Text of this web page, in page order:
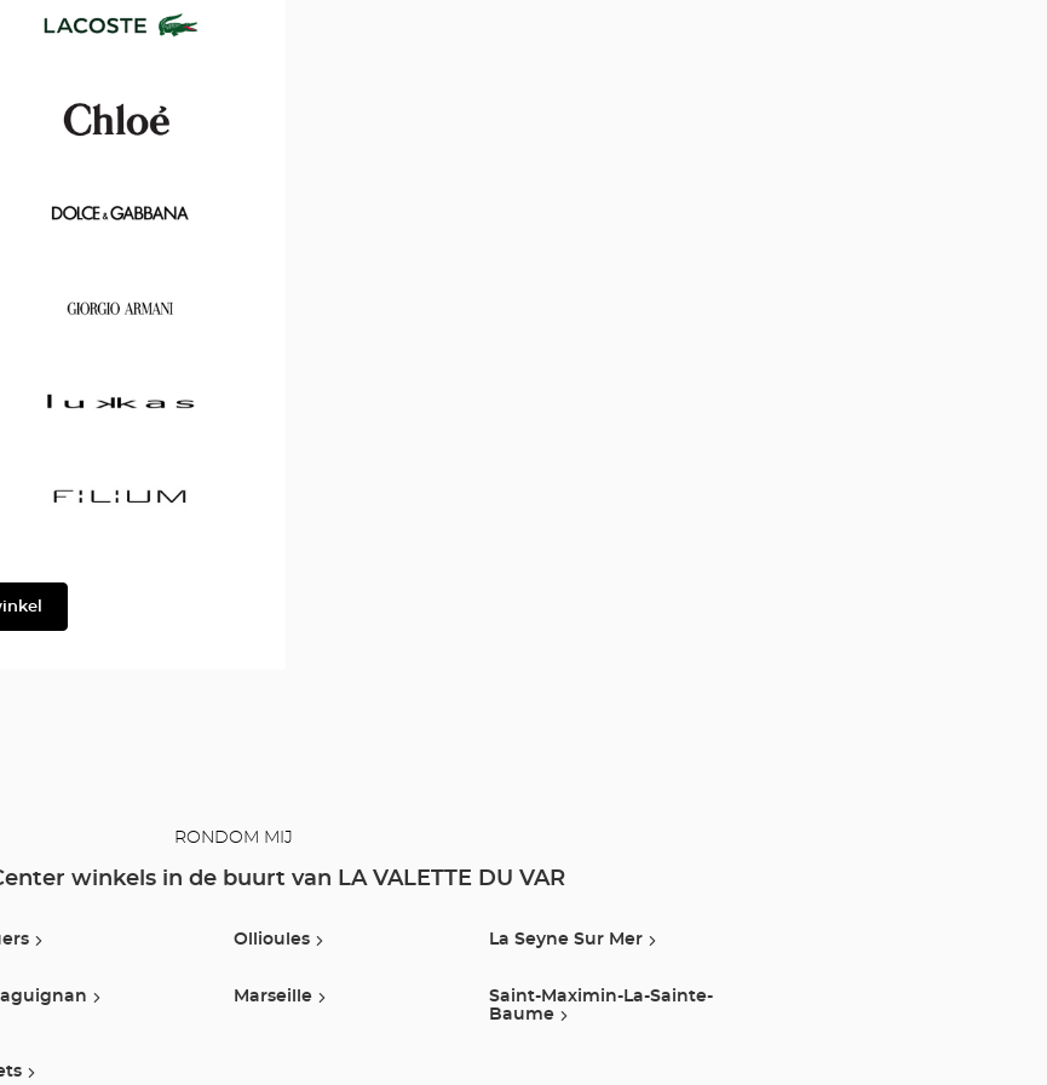
Lacoste
Armani
RONDOM MIJ
winkels in de buurt van LA VALETTE DU VAR
Ollioules La Seyne Sur Mer
Marseille
Saint-Maximin-La-Sainte-
Baume